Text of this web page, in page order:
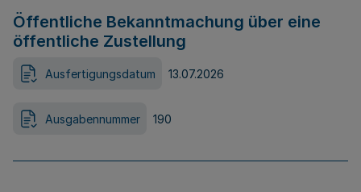
Öffentliche Bekanntmachung über eine
öffentliche Zustellung
Ausfertigungsdatum 13.07.2026
Ausgabennummer 190